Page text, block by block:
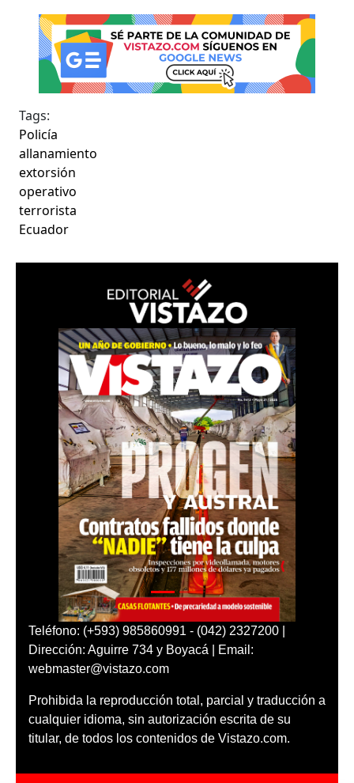
Tags:
Policía
allanamiento
extorsión
operativo
terrorista
Ecuador
Teléfono: (+593) 985860991 - (042) 2327200 |
Dirección: Aguirre 734 y Boyacá | Email:
webmaster@vistazo.com
Prohibida la reproducción total, parcial y traducción a
cualquier idioma, sin autorización escrita de su
titular, de todos los contenidos de Vistazo.com.